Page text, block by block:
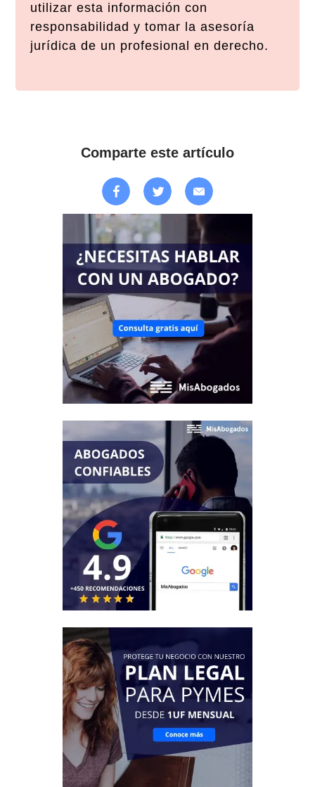
utilizar esta información con
responsabilidad y tomar la asesoría
jurídica de un profesional en derecho.
Comparte este artículo